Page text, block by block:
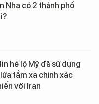
Nha có 2 thành phố
hé lộ Mỹ đã sử dụng
tầm xa chính xác
với Iran